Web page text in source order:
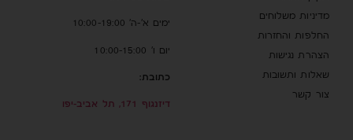
מדיניות משלוחים
החלפות והחזרות
הצהרת נגישות
שאלות ותשובות
צור קשר
ימים א’-ה’ 10:00-19:00
יום ו’ 10:00-15:00
כתובת:
דיזנגוף 171, תל אביב-יפו